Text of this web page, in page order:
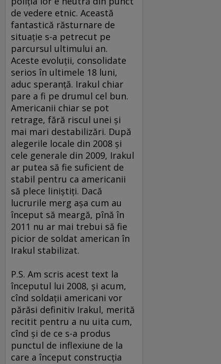
de vedere etnic. Această
fantastică răsturnare de
situaţie s-a petrecut pe
parcursul ultimului an.
Aceste evoluţii, consolidate
serios în ultimele 18 luni,
aduc speranţă. Irakul chiar
pare a fi pe drumul cel bun.
Americanii chiar se pot
retrage, fără riscul unei şi
mai mari destabilizări. După
alegerile locale din 2008 şi
cele generale din 2009, Irakul
ar putea să fie suficient de
stabil pentru ca americanii
să plece liniştiţi. Dacă
lucrurile merg aşa cum au
început să meargă, pînă în
2011 nu ar mai trebui să fie
picior de soldat american în
Irakul stabilizat.
P.S. Am scris acest text la
începutul lui 2008, şi acum,
cînd soldaţii americani vor
părăsi definitiv Irakul, merită
recitit pentru a nu uita cum,
cînd şi de ce s-a produs
punctul de inflexiune de la
care a început construcţia